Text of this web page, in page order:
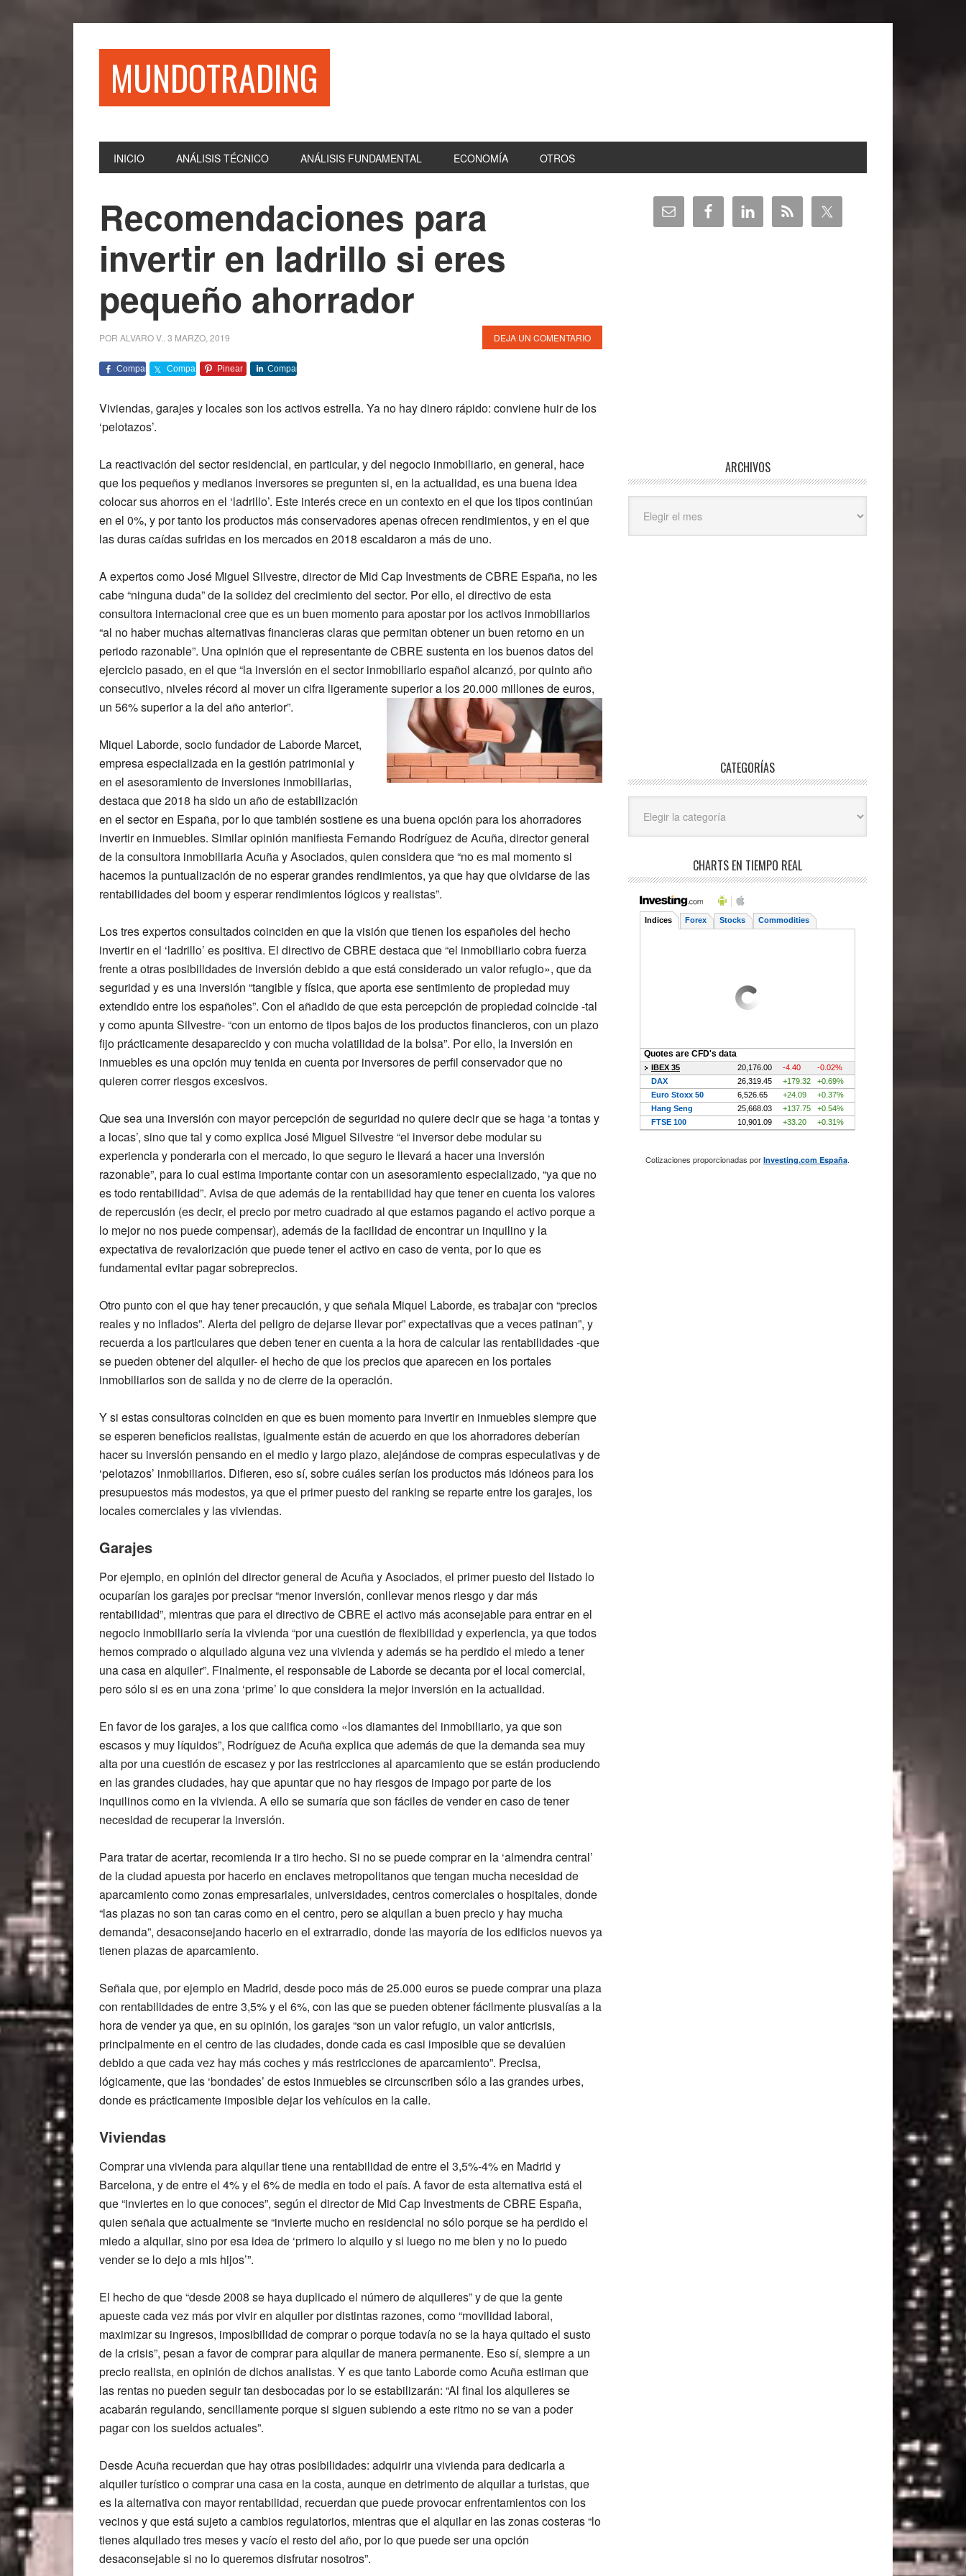
MUNDOTRADING
INICIO ANÁLISIS TÉCNICO ANÁLISIS FUNDAMENTAL ECONOMÍA OTROS
Recomendaciones para
invertir en ladrillo si eres
pequeño ahorrador
POR ALVARO V. 3 MARZO, 2019 DEJA UN COMENTARIO
Comparte Comparte Pinear Comparte
Viviendas, garajes y locales son los activos estrella. Ya no hay dinero rápido: conviene huir de los
‘pelotazos’.
La reactivación del sector residencial, en particular, y del negocio inmobiliario, en general, hace
que los pequeños y medianos inversores se pregunten si, en la actualidad, es una buena idea
colocar sus ahorros en el ‘ladrillo’. Este interés crece en un contexto en el que los tipos continúan
en el 0%, y por tanto los productos más conservadores apenas ofrecen rendimientos, y en el que
las duras caídas sufridas en los mercados en 2018 escaldaron a más de uno.
A expertos como José Miguel Silvestre, director de Mid Cap Investments de CBRE España, no les
cabe “ninguna duda” de la solidez del crecimiento del sector. Por ello, el directivo de esta
consultora internacional cree que es un buen momento para apostar por los activos inmobiliarios
“al no haber muchas alternativas financieras claras que permitan obtener un buen retorno en un
periodo razonable”. Una opinión que el representante de CBRE sustenta en los buenos datos del
ejercicio pasado, en el que “la inversión en el sector inmobiliario español alcanzó, por quinto año
consecutivo, niveles récord al mover un cifra ligeramente superior a los 20.000 millones de euros,
un 56% superior a la del año anterior”.
Miquel Laborde, socio fundador de Laborde Marcet,
empresa especializada en la gestión patrimonial y
en el asesoramiento de inversiones inmobiliarias,
destaca que 2018 ha sido un año de estabilización
en el sector en España, por lo que también sostiene es una buena opción para los ahorradores
invertir en inmuebles. Similar opinión manifiesta Fernando Rodríguez de Acuña, director general
de la consultora inmobiliaria Acuña y Asociados, quien considera que “no es mal momento si
hacemos la puntualización de no esperar grandes rendimientos, ya que hay que olvidarse de las
rentabilidades del boom y esperar rendimientos lógicos y realistas”.
Los tres expertos consultados coinciden en que la visión que tienen los españoles del hecho
invertir en el ‘ladrillo’ es positiva. El directivo de CBRE destaca que “el inmobiliario cobra fuerza
frente a otras posibilidades de inversión debido a que está considerado un valor refugio», que da
seguridad y es una inversión “tangible y física, que aporta ese sentimiento de propiedad muy
extendido entre los españoles”. Con el añadido de que esta percepción de propiedad coincide -tal
y como apunta Silvestre- “con un entorno de tipos bajos de los productos financieros, con un plazo
fijo prácticamente desaparecido y con mucha volatilidad de la bolsa”. Por ello, la inversión en
inmuebles es una opción muy tenida en cuenta por inversores de perfil conservador que no
quieren correr riesgos excesivos.
Que sea una inversión con mayor percepción de seguridad no quiere decir que se haga ‘a tontas y
a locas’, sino que tal y como explica José Miguel Silvestre “el inversor debe modular su
experiencia y ponderarla con el mercado, lo que seguro le llevará a hacer una inversión
razonable”, para lo cual estima importante contar con un asesoramiento especializado, “ya que no
es todo rentabilidad”. Avisa de que además de la rentabilidad hay que tener en cuenta los valores
de repercusión (es decir, el precio por metro cuadrado al que estamos pagando el activo porque a
lo mejor no nos puede compensar), además de la facilidad de encontrar un inquilino y la
expectativa de revalorización que puede tener el activo en caso de venta, por lo que es
fundamental evitar pagar sobreprecios.
Otro punto con el que hay tener precaución, y que señala Miquel Laborde, es trabajar con “precios
reales y no inflados”. Alerta del peligro de dejarse llevar por” expectativas que a veces patinan”, y
recuerda a los particulares que deben tener en cuenta a la hora de calcular las rentabilidades -que
se pueden obtener del alquiler- el hecho de que los precios que aparecen en los portales
inmobiliarios son de salida y no de cierre de la operación.
Y si estas consultoras coinciden en que es buen momento para invertir en inmuebles siempre que
se esperen beneficios realistas, igualmente están de acuerdo en que los ahorradores deberían
hacer su inversión pensando en el medio y largo plazo, alejándose de compras especulativas y de
‘pelotazos’ inmobiliarios. Difieren, eso sí, sobre cuáles serían los productos más idóneos para los
presupuestos más modestos, ya que el primer puesto del ranking se reparte entre los garajes, los
locales comerciales y las viviendas.
Garajes
Por ejemplo, en opinión del director general de Acuña y Asociados, el primer puesto del listado lo
ocuparían los garajes por precisar “menor inversión, conllevar menos riesgo y dar más
rentabilidad”, mientras que para el directivo de CBRE el activo más aconsejable para entrar en el
negocio inmobiliario sería la vivienda “por una cuestión de flexibilidad y experiencia, ya que todos
hemos comprado o alquilado alguna vez una vivienda y además se ha perdido el miedo a tener
una casa en alquiler”. Finalmente, el responsable de Laborde se decanta por el local comercial,
pero sólo si es en una zona ‘prime’ lo que considera la mejor inversión en la actualidad.
En favor de los garajes, a los que califica como «los diamantes del inmobiliario, ya que son
escasos y muy líquidos”, Rodríguez de Acuña explica que además de que la demanda sea muy
alta por una cuestión de escasez y por las restricciones al aparcamiento que se están produciendo
en las grandes ciudades, hay que apuntar que no hay riesgos de impago por parte de los
inquilinos como en la vivienda. A ello se sumaría que son fáciles de vender en caso de tener
necesidad de recuperar la inversión.
Para tratar de acertar, recomienda ir a tiro hecho. Si no se puede comprar en la ‘almendra central’
de la ciudad apuesta por hacerlo en enclaves metropolitanos que tengan mucha necesidad de
aparcamiento como zonas empresariales, universidades, centros comerciales o hospitales, donde
“las plazas no son tan caras como en el centro, pero se alquilan a buen precio y hay mucha
demanda”, desaconsejando hacerlo en el extrarradio, donde las mayoría de los edificios nuevos ya
tienen plazas de aparcamiento.
Señala que, por ejemplo en Madrid, desde poco más de 25.000 euros se puede comprar una plaza
con rentabilidades de entre 3,5% y el 6%, con las que se pueden obtener fácilmente plusvalías a la
hora de vender ya que, en su opinión, los garajes “son un valor refugio, un valor anticrisis,
principalmente en el centro de las ciudades, donde cada es casi imposible que se devalúen
debido a que cada vez hay más coches y más restricciones de aparcamiento”. Precisa,
lógicamente, que las ‘bondades’ de estos inmuebles se circunscriben sólo a las grandes urbes,
donde es prácticamente imposible dejar los vehículos en la calle.
Viviendas
Comprar una vivienda para alquilar tiene una rentabilidad de entre el 3,5%-4% en Madrid y
Barcelona, y de entre el 4% y el 6% de media en todo el país. A favor de esta alternativa está el
que “inviertes en lo que conoces”, según el director de Mid Cap Investments de CBRE España,
quien señala que actualmente se “invierte mucho en residencial no sólo porque se ha perdido el
miedo a alquilar, sino por esa idea de ‘primero lo alquilo y si luego no me bien y no lo puedo
vender se lo dejo a mis hijos’”.
El hecho de que “desde 2008 se haya duplicado el número de alquileres” y de que la gente
apueste cada vez más por vivir en alquiler por distintas razones, como “movilidad laboral,
maximizar su ingresos, imposibilidad de comprar o porque todavía no se la haya quitado el susto
de la crisis”, pesan a favor de comprar para alquilar de manera permanente. Eso sí, siempre a un
precio realista, en opinión de dichos analistas. Y es que tanto Laborde como Acuña estiman que
las rentas no pueden seguir tan desbocadas por lo se estabilizarán: “Al final los alquileres se
acabarán regulando, sencillamente porque si siguen subiendo a este ritmo no se van a poder
pagar con los sueldos actuales”.
Desde Acuña recuerdan que hay otras posibilidades: adquirir una vivienda para dedicarla a
alquiler turístico o comprar una casa en la costa, aunque en detrimento de alquilar a turistas, que
es la alternativa con mayor rentabilidad, recuerdan que puede provocar enfrentamientos con los
vecinos y que está sujeto a cambios regulatorios, mientras que el alquilar en las zonas costeras “lo
tienes alquilado tres meses y vacío el resto del año, por lo que puede ser una opción
desaconsejable si no lo queremos disfrutar nosotros”.
Barra
lateral
ARCHIVOS
CATEGORÍAS
CHARTS EN TIEMPO REAL
Cotizaciones proporcionadas por Investing.com España.